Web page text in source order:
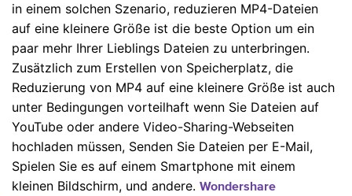
in einem solchen Szenario, reduzieren MP4-Dateien
auf eine kleinere Größe ist die beste Option um ein
paar mehr Ihrer Lieblings Dateien zu unterbringen.
Zusätzlich zum Erstellen von Speicherplatz, die
Reduzierung von MP4 auf eine kleinere Größe ist auch
unter Bedingungen vorteilhaft wenn Sie Dateien auf
YouTube oder andere Video-Sharing-Webseiten
hochladen müssen, Senden Sie Dateien per E-Mail,
Spielen Sie es auf einem Smartphone mit einem
kleinen Bildschirm, und andere. Wondershare